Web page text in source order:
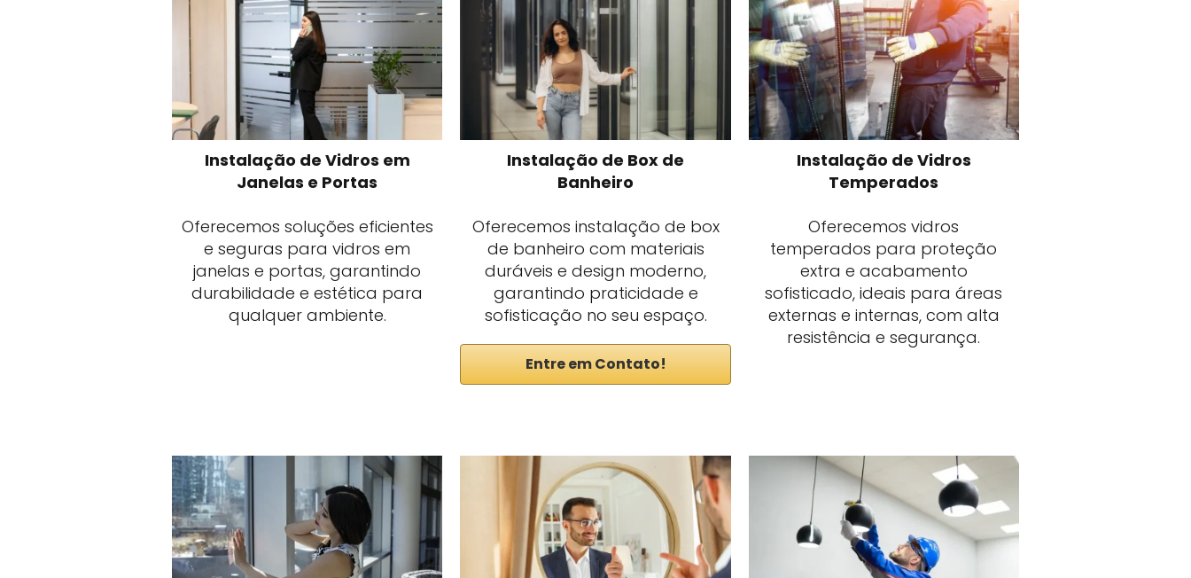
Instalação de Vidros em
Janelas e Portas
Oferecemos soluções eficientes
e seguras para vidros em
janelas e portas, garantindo
durabilidade e estética para
qualquer ambiente.
Instalação de Box de
Banheiro
Oferecemos instalação de box
de banheiro com materiais
duráveis e design moderno,
garantindo praticidade e
sofisticação no seu espaço.
Entre em Contato!
Instalação de Vidros
Temperados
Oferecemos vidros
temperados para proteção
extra e acabamento
sofisticado, ideais para áreas
externas e internas, com alta
resistência e segurança.